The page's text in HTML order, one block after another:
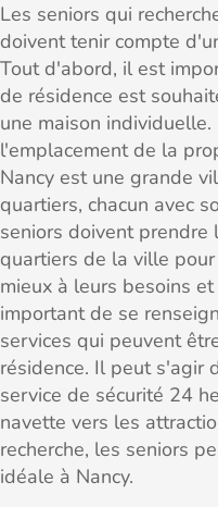
Les seniors qui
doivent tenir compte
Tout d'abord, il est
de résidence est
une maison individuelle.
l'emplacement de la
Nancy est une grande
quartiers, chacun avec
seniors doivent
quartiers de la ville
mieux à leurs besoins
important de se
services qui peuvent
résidence. Il peut s'agir
service de sécurité 24
navette vers les
recherche, les seniors
idéale à Nancy.